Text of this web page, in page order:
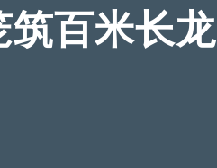
筑百米长龙